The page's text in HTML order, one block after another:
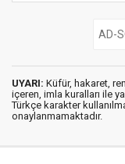
UYARI: Küfür, hakaret,
içeren, imla kuralları ile
Türkçe karakter
onaylanmamaktadır.